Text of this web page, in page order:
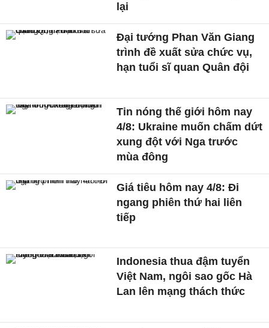
lại
Đại tướng Phan Văn Giang
trình đề xuất sửa chức vụ,
hạn tuổi sĩ quan Quân đội
Tin nóng thế giới hôm nay
4/8: Ukraine muốn chấm dứt
xung đột với Nga trước
mùa đông
Giá tiêu hôm nay 4/8: Đi
ngang phiên thứ hai liên
tiếp
Indonesia thua đậm tuyển
Việt Nam, ngôi sao gốc Hà
Lan lên mạng thách thức